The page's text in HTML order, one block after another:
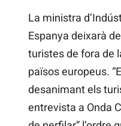
La ministra
Espanya deixarà
turistes de fora de
països europeus.
desanimant els
entrevista a Onda